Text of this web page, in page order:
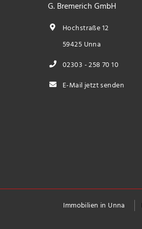
G. Bremerich GmbH
Hochstraße 12
59425 Unna
02303 - 258 70 10
E-Mail jetzt senden
Immobilien in Unna